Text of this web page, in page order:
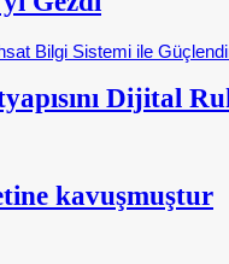
Dijital
kavuşmuştur